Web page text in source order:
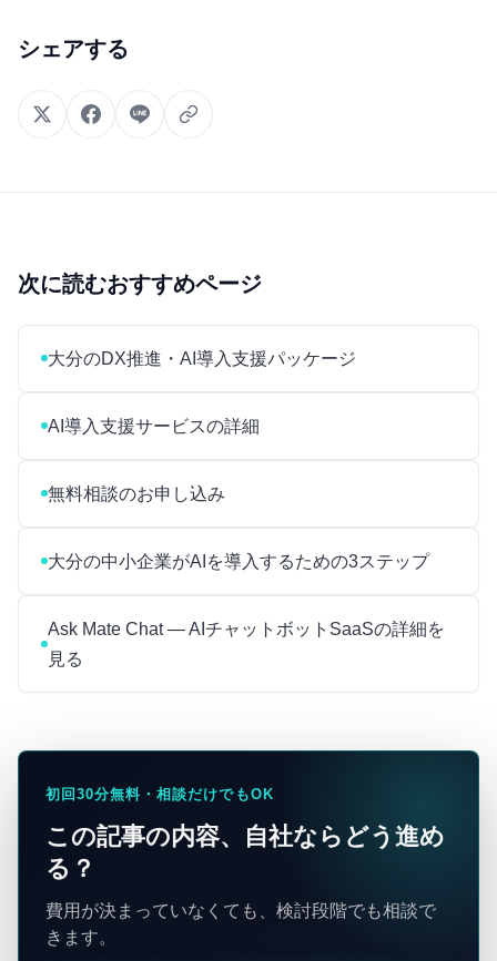
シェアする
次に読むおすすめページ
大分のDX推進・AI導入支援パッケージ
AI導入支援サービスの詳細
無料相談のお申し込み
大分の中小企業がAIを導入するための3ステップ
Ask Mate Chat — AIチャットボットSaaSの詳細を
見る
初回30分無料・相談だけでもOK
この記事の内容、自社ならどう進め
る？
費用が決まっていなくても、検討段階でも相談で
きます。